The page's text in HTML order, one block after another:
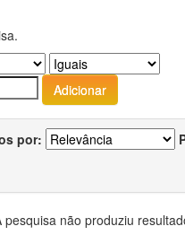
por:
pesquisa não produziu